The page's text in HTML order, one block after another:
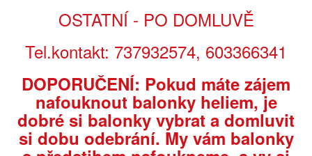
PŘIDAT DO KOŠÍKU
PARAMETRY
Prodejní
OSTATNÍ - PO DOMLUVĚ
Tel.kontakt: 737932574, 603366341
DOPORUČENÍ: Pokud máte zájem
nafouknout balonky heliem, je
dobré si balonky vybrat a domluvit
si dobu odebrání. My vám balonky